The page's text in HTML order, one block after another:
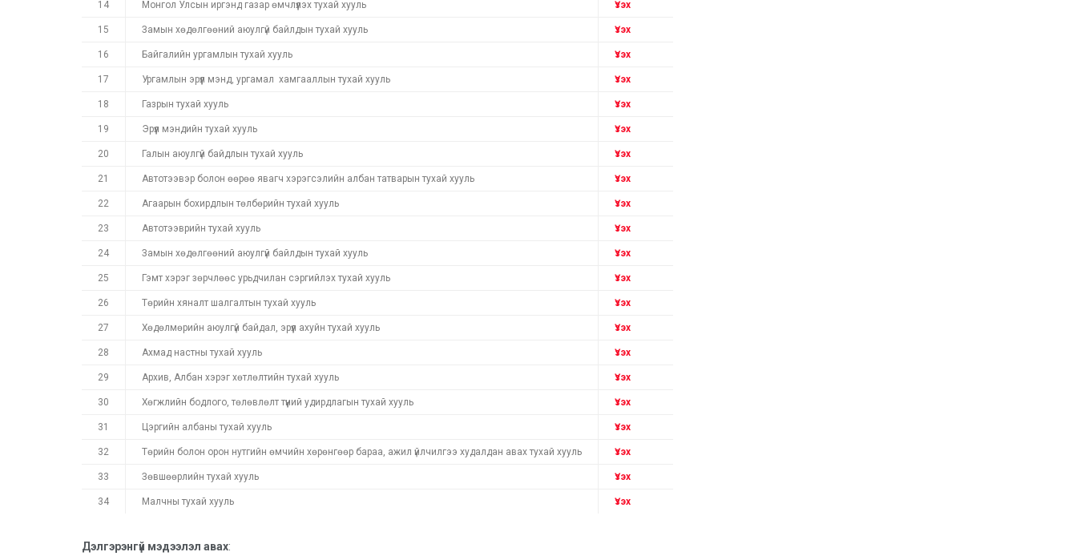
14 Монгол Улсын иргэнд газар өмчлүүлэх тухай хууль Үзэх
15 Замын хөдөлгөөний аюулгүй байлдын тухай хууль Үзэх
16 Байгалийн ургамлын тухай хууль Үзэх
17 Ургамлын эрүүл мэнд, ургамал хамгааллын тухай хууль Үзэх
18 Газрын тухай хууль Үзэх
19 Эрүүл мэндийн тухай хууль Үзэх
20 Галын аюулгүй байдлын тухай хууль Үзэх
21 Автотээвэр болон өөрөө явагч хэрэгсэлийн албан татварын тухай хууль Үзэх
22 Агаарын бохирдлын төлбөрийн тухай хууль Үзэх
23 Автотээврийн тухай хууль Үзэх
24 Замын хөдөлгөөний аюулгүй байлдын тухай хууль Үзэх
25 Гэмт хэрэг зөрчлөөс урьдчилан сэргийлэх тухай хууль Үзэх
26 Төрийн хяналт шалгалтын тухай хууль Үзэх
27 Хөдөлмөрийн аюулгүй байдал, эрүүл ахуйн тухай хууль Үзэх
28 Ахмад настны тухай хууль Үзэх
29 Архив, Албан хэрэг хөтлөлтийн тухай хууль Үзэх
30 Хөгжлийн бодлого, төлөвлөлт түүний удирдлагын тухай хууль Үзэх
31 Цэргийн албаны тухай хууль Үзэх
32 Төрийн болон орон нутгийн өмчийн хөрөнгөөр бараа, ажил үйлчилгээ худалдан авах тухай хууль Үзэх
33 Зөвшөөрлийн тухай хууль Үзэх
34 Малчны тухай хууль Үзэх
Дэлгэрэнгүй мэдээлэл авах: